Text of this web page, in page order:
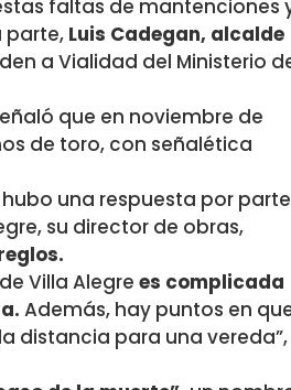
faltas de mantenciones
parte, Luis Cadegan, alcalde
a Vialidad del Ministerio
que en noviembre de
de toro, con señalética
una respuesta por parte
su director de obras,
Villa Alegre es complicada
Además, hay puntos en
distancia para una vereda”,